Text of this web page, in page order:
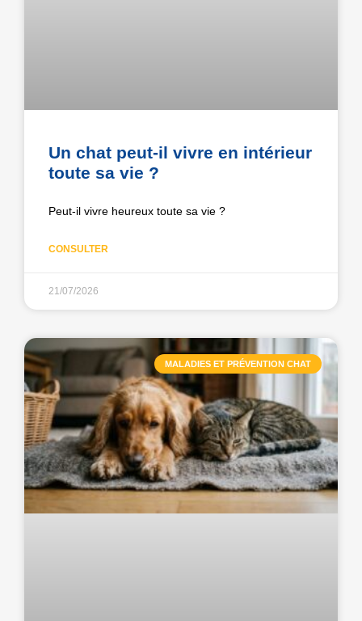
Un chat peut-il vivre en intérieur
toute sa vie ?
Peut-il vivre heureux toute sa vie ?
CONSULTER
21/07/2026
MALADIES ET PRÉVENTION CHAT